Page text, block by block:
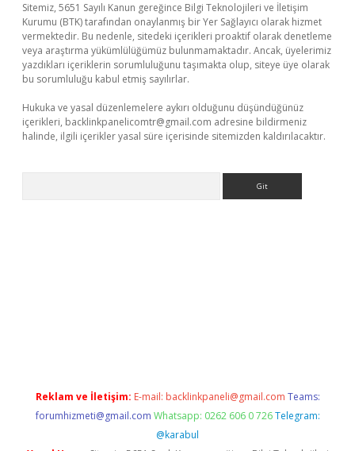
Sitemiz, 5651 Sayılı Kanun gereğince Bilgi Teknolojileri ve İletişim
Kurumu (BTK) tarafından onaylanmış bir Yer Sağlayıcı olarak hizmet
vermektedir. Bu nedenle, sitedeki içerikleri proaktif olarak denetleme
veya araştırma yükümlülüğümüz bulunmamaktadır. Ancak, üyelerimiz
yazdıkları içeriklerin sorumluluğunu taşımakta olup, siteye üye olarak
bu sorumluluğu kabul etmiş sayılırlar.
Hukuka ve yasal düzenlemelere aykırı olduğunu düşündüğünüz
içerikleri, backlinkpanelicomtr@gmail.com adresine bildirmeniz
halinde, ilgili içerikler yasal süre içerisinde sitemizden kaldırılacaktır.
Reklam ve İletişim: E-mail: backlinkpaneli@gmail.com Teams:
forumhizmeti@gmail.com Whatsapp: 0262 606 0 726 Telegram:
@karabul